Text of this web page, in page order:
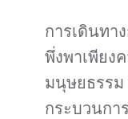
การเดินทา
พึ่งพาเพียง
มนุษยธรรม
กระบวนกา